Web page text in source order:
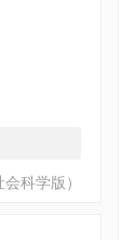
科学版）